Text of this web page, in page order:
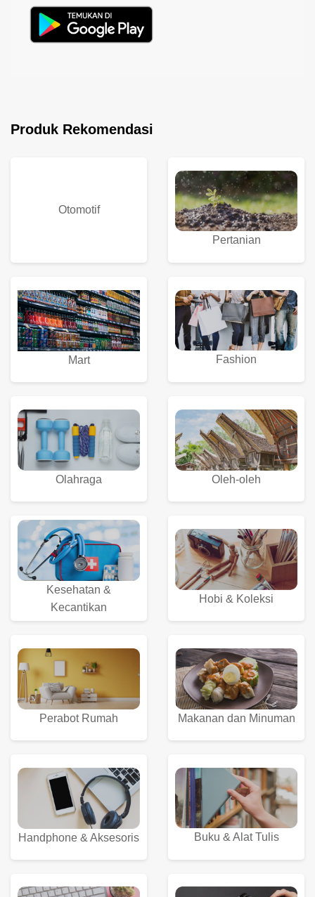
Produk Rekomendasi
Otomotif
Pertanian
Mart Fashion
Olahraga Oleh-oleh
Kesehatan &
Kecantikan
Hobi & Koleksi
Perabot Rumah Makanan dan Minuman
Handphone & Aksesoris Buku & Alat Tulis